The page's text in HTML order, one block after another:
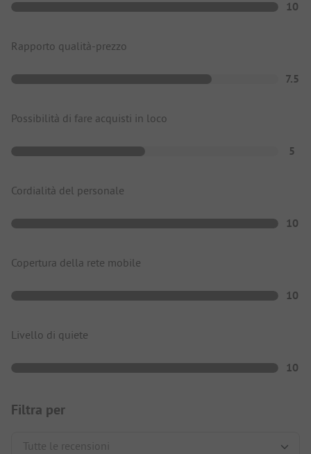
10
Rapporto qualità-prezzo
7.5
Possibilità di fare acquisti in loco
5
Cordialità del personale
10
Copertura della rete mobile
10
Livello di quiete
10
Filtra per